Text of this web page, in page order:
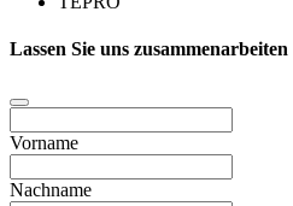
Lassen Sie uns zusammenarbeiten
Vorname
Nachname